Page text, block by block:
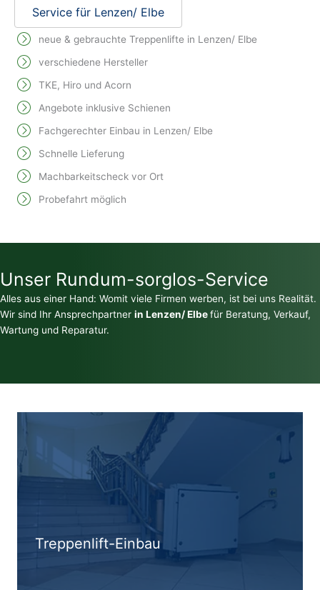
Service für Lenzen/ Elbe
neue & gebrauchte Treppenlifte in Lenzen/ Elbe
verschiedene Hersteller
TKE, Hiro und Acorn
Angebote inklusive Schienen
Fachgerechter Einbau in Lenzen/ Elbe
Schnelle Lieferung
Machbarkeitscheck vor Ort
Probefahrt möglich
Unser Rundum-sorglos-Service
Alles aus einer Hand: Womit viele Firmen werben, ist bei uns Realität.
Wir sind Ihr Ansprechpartner in Lenzen/ Elbefür Beratung, Verkauf,
Wartung und Reparatur.
Treppenlift-Einbau